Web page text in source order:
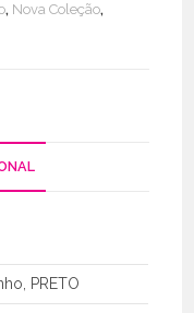
, Nova Coleção,
PRETO